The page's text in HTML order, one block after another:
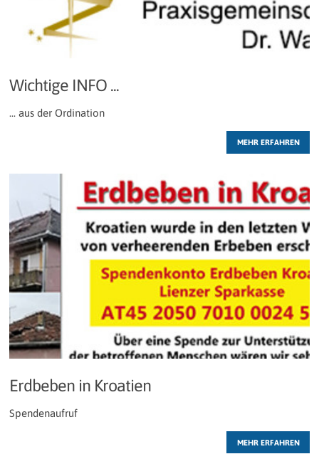
Wichtige INFO ...
... aus der Ordination
MEHR ERFAHREN
Erdbeben in Kroatien
Spendenaufruf
MEHR ERFAHREN